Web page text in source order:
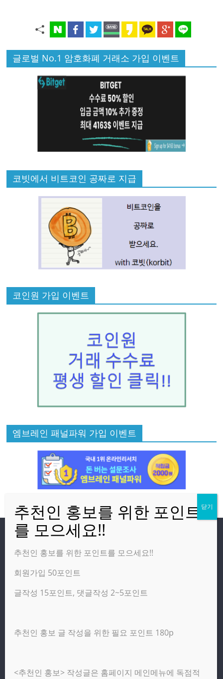
글로벌 No.1 암호화폐 거래소 가입 이벤트
코빗에서 비트코인 공짜로 지급
코인원 가입 이벤트
엠브레인 패널파워 가입 이벤트
방문자
온라인 방문자:15
오늘의 조회수:4,483
광고 제휴 홍보 일반 문의 : apptechgo@naver.com
추천인 홍보를 위한 포인트를 모으세요!!
회원가입 50포인트
글작성 15포인트, 댓글작성 2~5포인트
추천인 홍보 글 작성을 위한 필요 포인트 180p
<추천인 홍보> 작성글은 홈페이지 메인메뉴에 독점적